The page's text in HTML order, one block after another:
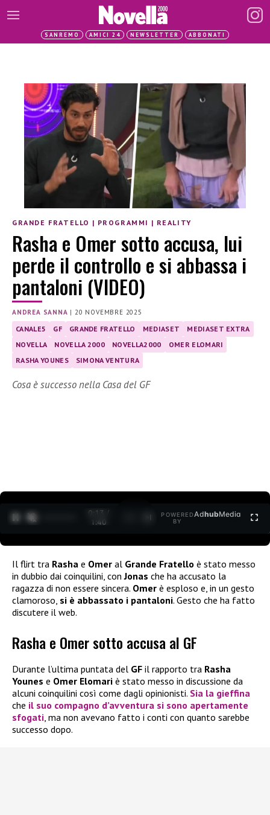
SANREMO AMICI 24 NEWSLETTER ABBONATI
GRANDE FRATELLO | PROGRAMMI | REALITY
Rasha e Omer sotto accusa, lui
perde il controllo e si abbassa i
pantaloni (VIDEO)
ANDREA SANNA |20 NOVEMBRE 2025
CANALE5 GF GRANDE FRATELLO MEDIASET
MEDIASET EXTRA
NOVELLA
NOVELLA 2000 NOVELLA2000
OMER ELOMARI
RASHA YOUNES
SIMONA VENTURA
Cosa è successo nella Casa del GF
0:14 /
1:40
POWERED
BY
AdhubMedia
Il flirt tra Rasha e Omer al Grande Fratello è stato messo
in dubbio dai coinquilini, conJonas che ha accusato la
ragazza di non essere sincera. Omer è esploso e, in un gesto
clamoroso, si è abbassato i pantaloni. Gesto che ha fatto
discutere il web.
Rasha e Omer sotto accusa al GF
Durante l’ultima puntata del GF il rapporto tra Rasha
Younes e Omer Elomari è stato messo in discussione da
alcuni coinquilini così come dagli opinionisti. Sia la gieffina
che il suo compagno d’avventura si sono apertamente
sfogati, ma non avevano fatto i conti con quanto sarebbe
successo dopo.